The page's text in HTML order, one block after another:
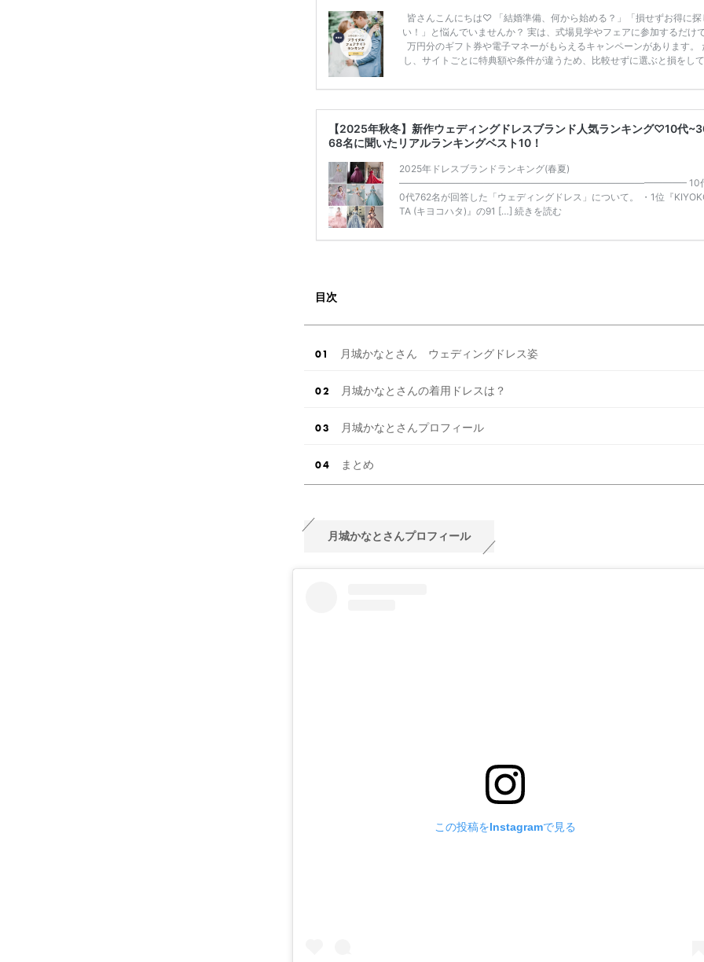
皆さんこんにちは♡ 「結婚準備、何から始める？」「損せずお得に探
い！」と悩んでいませんか？ 実は、式場見学やフェアに参加するだけ
万円分のギフト券や電子マネーがもらえるキャンペーンがあります。
し、サイトごとに特典額や条件が違うため、比較せずに選ぶと損をし
ンペーン特典ランキングを公開！ 比較サイト：プラコレ、ゼクシィ、
補を絞れる「ウェディング診断」か、体験型 […]続きを読む
【2025年秋冬】新作ウェディングドレスブランド人気ランキング♡10代
68名に聞いたリアルランキングベスト10！
2025年ドレスブランドランキング(春夏)
——————————————————————————————– 10
0代762名が回答した「ウェディングドレス」について。 ・1位『
TA (キヨコハタ)』の91 […] 続きを読む
目次
月城かなとさん ウェディングドレス姿
月城かなとさんの着用ドレスは？
月城かなとさんプロフィール
まとめ
月城かなとさんプロフィール
この投稿をInstagramで見る